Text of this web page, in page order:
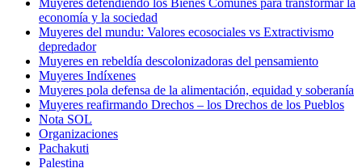
economía y la sociedad
Muyeres del mundu: Valores ecosociales vs Extractivismo
depredador
Muyeres en rebeldía descolonizadoras del pensamiento
Muyeres Indíxenes
Muyeres pola defensa de la alimentación, equidad y soberanía
Muyeres reafirmando Drechos – los Drechos de los Pueblos
Nota SOL
Organizaciones
Pachakuti
Palestina